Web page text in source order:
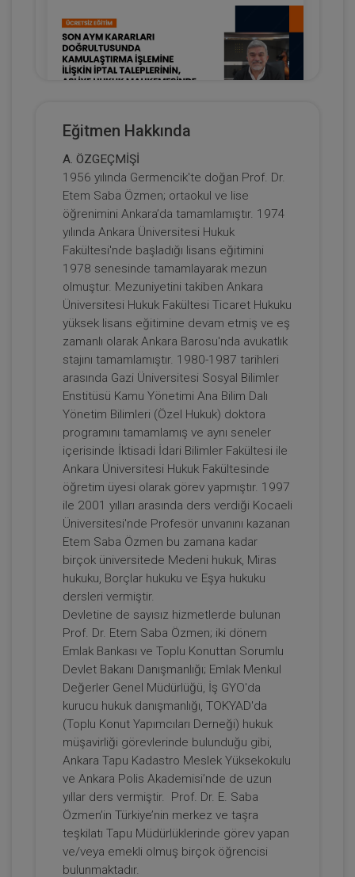
Son AYM Kararları Doğrultusunda
Kamulaştırma İşlemine İlişkin İptal
Taleplerinin, Asliye Hukuk
Mahkemesinde Görülen Kamulaştırma
Bedelinin Tespiti Davasına Etkileri Video
Eğitimi
ARMAĞANIMIZDIR
Sepete Ekle
Prof. Dr. Etem Saba ÖZMEN
Kamulaştırma Kanunu 10/XIV ve 14/Son
Fıkra Hükümlerinin İptaline Bağlı
Sonuçlar Video Kaydı
ARMAĞANIMIZDIR
Sepete Ekle
Devre Mülk Hakkının Emeklinin Emlak
Vergisi Muafiyetini Kaldırması ve 7464
Sayılı Kanun Uyarınca Günübirlik
Kiralanmasına Dayalı Yanılgılar Video
Eğitimi
300 TL Sepete Ekle
Prof. Dr. Etem Saba ÖZMEN
Eğitmen Hakkında
A. ÖZGEÇMİŞİ
1956 yılında Germencik'te doğan Prof. Dr.
Etem Saba Özmen; ortaokul ve lise
öğrenimini Ankara’da tamamlamıştır. 1974
yılında Ankara Üniversitesi Hukuk
Fakültesi'nde başladığı lisans eğitimini
1978 senesinde tamamlayarak mezun
olmuştur. Mezuniyetini takiben Ankara
Üniversitesi Hukuk Fakültesi Ticaret Hukuku
yüksek lisans eğitimine devam etmiş ve eş
zamanlı olarak Ankara Barosu'nda avukatlık
stajını tamamlamıştır. 1980-1987 tarihleri
arasında Gazi Üniversitesi Sosyal Bilimler
Enstitüsü Kamu Yönetimi Ana Bilim Dalı
Yönetim Bilimleri (Özel Hukuk) doktora
programını tamamlamış ve aynı seneler
içerisinde İktisadi İdari Bilimler Fakültesi ile
Ankara Üniversitesi Hukuk Fakültesinde
öğretim üyesi olarak görev yapmıştır. 1997
ile 2001 yılları arasında ders verdiği Kocaeli
Üniversitesi'nde Profesör unvanını kazanan
Etem Saba Özmen bu zamana kadar
birçok üniversitede Medeni hukuk, Miras
hukuku, Borçlar hukuku ve Eşya hukuku
dersleri vermiştir.
Devletine de sayısız hizmetlerde bulunan
Prof. Dr. Etem Saba Özmen; iki dönem
Emlak Bankası ve Toplu Konuttan Sorumlu
Devlet Bakanı Danışmanlığı; Emlak Menkul
Değerler Genel Müdürlüğü, İş GYO'da
kurucu hukuk danışmanlığı, TOKYAD'da
(Toplu Konut Yapımcıları Derneği) hukuk
müşavirliği görevlerinde bulunduğu gibi,
Ankara Tapu Kadastro Meslek Yüksekokulu
ve Ankara Polis Akademisi’nde de uzun
yıllar ders vermiştir. Prof. Dr. E. Saba
Özmen’in Türkiye’nin merkez ve taşra
teşkilatı Tapu Müdürlüklerinde görev yapan
ve/veya emekli olmuş birçok öğrencisi
bulunmaktadır.